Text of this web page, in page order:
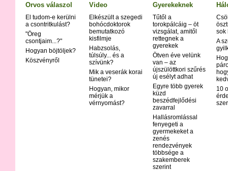
Orvos válaszol
El tudom-e kerülni
a csontritkulást?
"Öreg
csontjaim...?"
Hogyan böjtöljek?
Köszvényről
Video
Elkészült a szegedi
bohócdoktorok
bemutatkozó
kisfilmje
Habzsolás,
túlsúly... és a
szívünk?
Mik a veserák korai
tünetei?
Hogyan, mikor
mérjük a
vérnyomást?
Gyerekeknek
Tűtől a
torokpálcáig – öt
vizsgálat, amitől
rettegnek a
gyerekek
Ötven éve velünk
van – az
újszülöttkori szűrés
új esélyt adhat
Egyre több gyerek
küzd
beszédfejlődési
zavarral
Hallásromlással
fenyegeti a
gyermekeket a
zenés
rendezvények
többsége a
szakemberek
szerint
sok
A
10